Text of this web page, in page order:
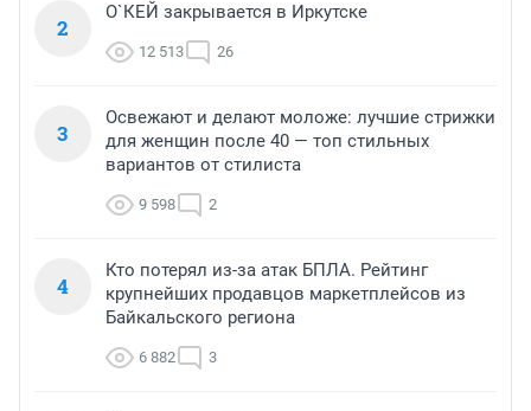
2
О`КЕЙ закрывается в Иркутске
12 513 26
3
Освежают и делают моложе: лучшие стрижки
для женщин после 40 — топ стильных
вариантов от стилиста
9 598 2
4
Кто потерял из-за атак БПЛА. Рейтинг
крупнейших продавцов маркетплейсов из
Байкальского региона
6 882 3